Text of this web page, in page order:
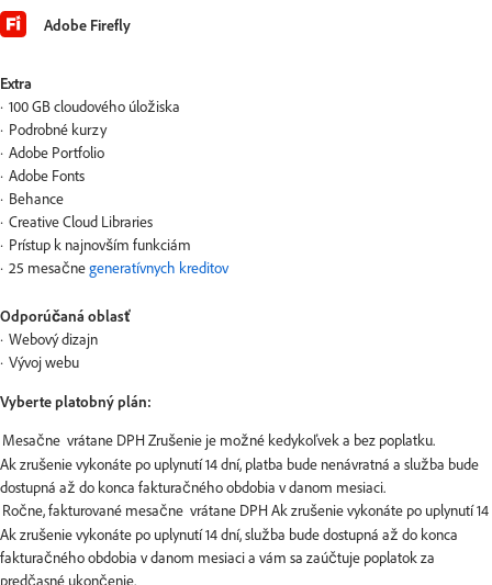
Adobe Firefly
Extra
100 GB cloudového úložiska
Podrobné kurzy
Adobe Portfolio
Adobe Fonts
Behance
Creative Cloud Libraries
Prístup k najnovším funkciám
25 mesačnegeneratívnych kreditov
Odporúčaná oblasť
Webový dizajn
Vývoj webu
Vyberte platobný plán:
Ak zrušenie vykonáte po uplynutí 14 dní, platba bude nenávratná a služba bude
dostupná až do konca fakturačného obdobia v danom mesiaci.
Ak zrušenie vykonáte po uplynutí 14 dní, služba bude dostupná až do konca
fakturačného obdobia v danom mesiaci a vám sa zaúčtuje poplatok za
predčasné ukončenie.